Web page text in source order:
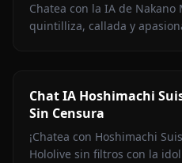
Chatea con la IA de
quintilliza, callada y
Chat IA Hoshimachi
Sin Censura
¡Chatea con Hoshimachi
Hololive sin filtros con la